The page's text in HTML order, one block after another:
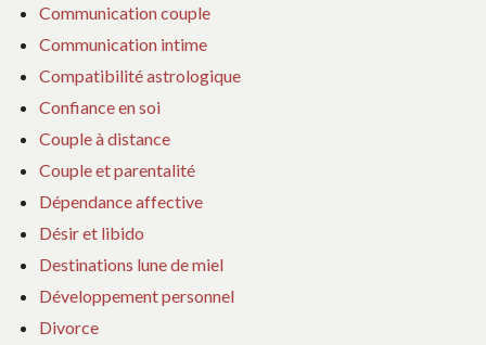
Communication couple
Communication intime
Compatibilité astrologique
Confiance en soi
Couple à distance
Couple et parentalité
Dépendance affective
Désir et libido
Destinations lune de miel
Développement personnel
Divorce